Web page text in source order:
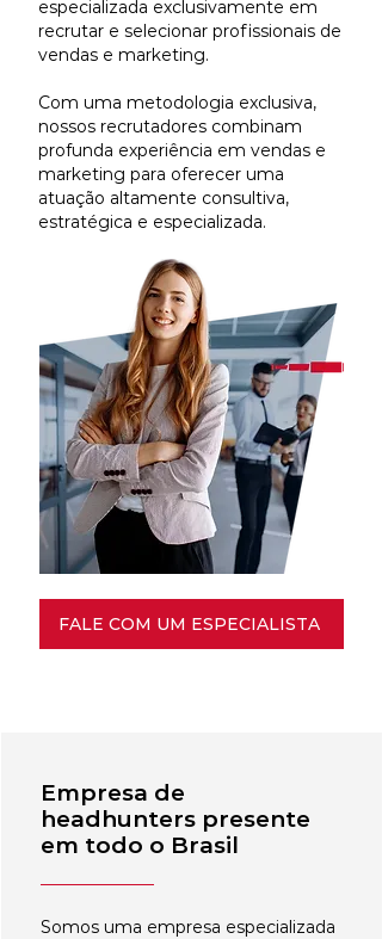
especializada exclusivamente em
recrutar e selecionar profissionais de
vendas e marketing.
Com uma metodologia exclusiva,
nossos recrutadores combinam
profunda experiência em vendas e
marketing para oferecer uma
atuação altamente consultiva,
estratégica e especializada.
FALE COM UM ESPECIALISTA
Empresa de
headhunters presente
em todo o Brasil
Somos uma empresa especializada